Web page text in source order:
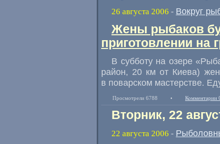
26 августа 2006 - Вокруг
Жены рыбаков
приготовлении на
В субботу на озере
район, 20 км от Киева)
в поварском мастерстве.
Просмотрели 6788 • Комментарии
Вторник, 22
22 августа 2006 -